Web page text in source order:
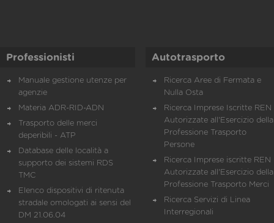
Professionisti
Manuale gestione utenze per
agenzie
Materia ADR-RID-ADN
Trasporto delle merci
deperibili - ATP
Database delle località a
supporto dei sistemi RDS
TMC
Elenco dispositivi di ritenuta
stradale omologati ai sensi del
DM 21.06.04
Autotrasporto
Ricerca Aree di Fermata e
Nulla Osta
Ricerca Imprese Iscritte REN
Autorizzate all'Esercizio della
Professione Trasporto
Persone
Ricerca Imprese iscritte REN
Autorizzate all'Esercizio della
Professione Trasporto Merci
Ricerca Servizi di Linea
Interregionali